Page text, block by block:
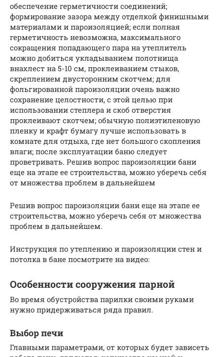
обеспечение герметичности соединений;
формирование зазора между отделкой финишными
материалами и пароизоляцией; если полная
герметичность невозможна, максимального
сокращения попадающего пара на утеплитель
можно добиться укладыванием полотнища
внахлест на 5-10 см, проклеиванием стыков,
скреплением двусторонним скотчем; для
фольгированной пароизоляции очень важно
сохранение целостности, с этой целью при
использовании степлера и скоб отверстия
проклеивают скотчем; обычную полиэтиленовую
пленку и крафт бумагу лучше использовать в
комнате для отдыха, где нет большого скопления
влаги; после эксплуатации баню следует
проветривать. Решив вопрос пароизоляции бани
еще на этапе ее строительства, можно уберечь себя
от множества проблем в дальнейшем
Решив вопрос пароизоляции бани еще на этапе ее
строительства, можно уберечь себя от множества
проблем в дальнейшем.
Инструкция по утеплению и пароизоляции стен и
потолка в бане посмотрите на видео:
Особенности сооружения парной
Во время обустройства парилки своими руками
нужно придерживаться ряда правил.
Выбор печи
Главными параметрами, от которых будет зависеть